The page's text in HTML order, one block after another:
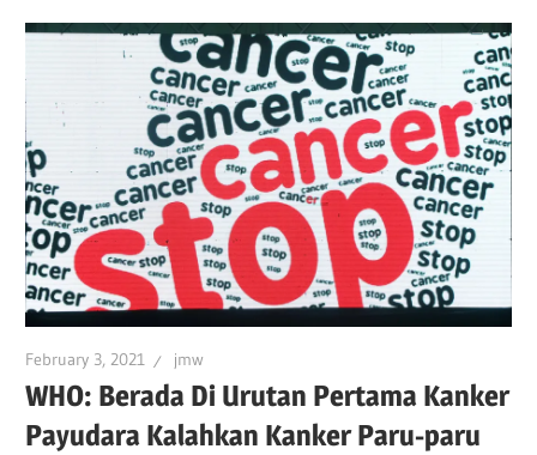
February 3, 2021 jmw
WHO: Berada Di Urutan Pertama Kanker
Payudara Kalahkan Kanker Paru-paru